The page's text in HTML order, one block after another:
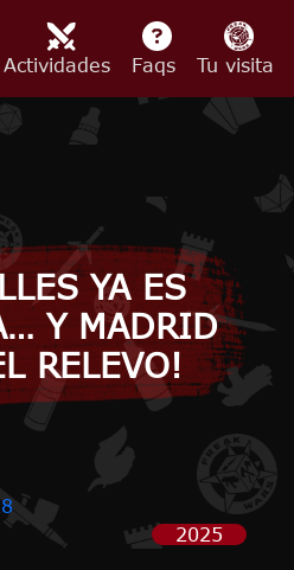
Actividades Faqs Tu visita
YA ES
Y MADRID
RELEVO!
2025